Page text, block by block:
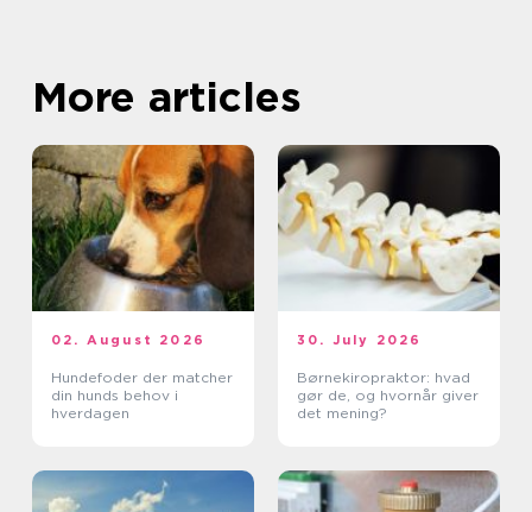
More articles
02. August 2026
Hundefoder der matcher
din hunds behov i
hverdagen
30. July 2026
Børnekiropraktor: hvad
gør de, og hvornår giver
det mening?